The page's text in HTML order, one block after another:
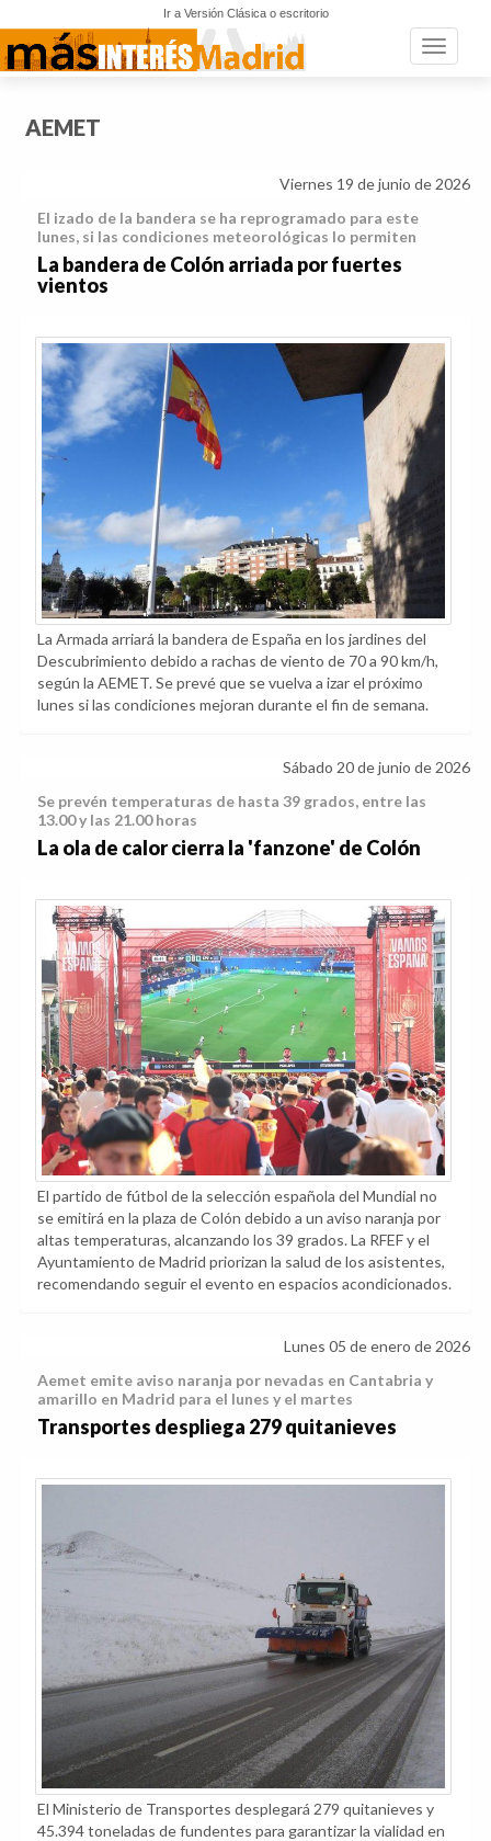
Ir a Versión Clásica o escritorio
Toggle
AEMET
Viernes 19 de junio de 2026
El izado de la bandera se ha reprogramado para este
lunes, si las condiciones meteorológicas lo permiten
La bandera de Colón arriada por fuertes
vientos
La Armada arriará la bandera de España en los jardines del
Descubrimiento debido a rachas de viento de 70 a 90 km/h,
según la AEMET. Se prevé que se vuelva a izar el próximo
lunes si las condiciones mejoran durante el fin de semana.
Sábado 20 de junio de 2026
Se prevén temperaturas de hasta 39 grados, entre las
13.00 y las 21.00 horas
La ola de calor cierra la 'fanzone' de Colón
El partido de fútbol de la selección española del Mundial no
se emitirá en la plaza de Colón debido a un aviso naranja por
altas temperaturas, alcanzando los 39 grados. La RFEF y el
Ayuntamiento de Madrid priorizan la salud de los asistentes,
recomendando seguir el evento en espacios acondicionados.
Lunes 05 de enero de 2026
Aemet emite aviso naranja por nevadas en Cantabria y
amarillo en Madrid para el lunes y el martes
Transportes despliega 279 quitanieves
El Ministerio de Transportes desplegará 279 quitanieves y
45.394 toneladas de fundentes para garantizar la vialidad en